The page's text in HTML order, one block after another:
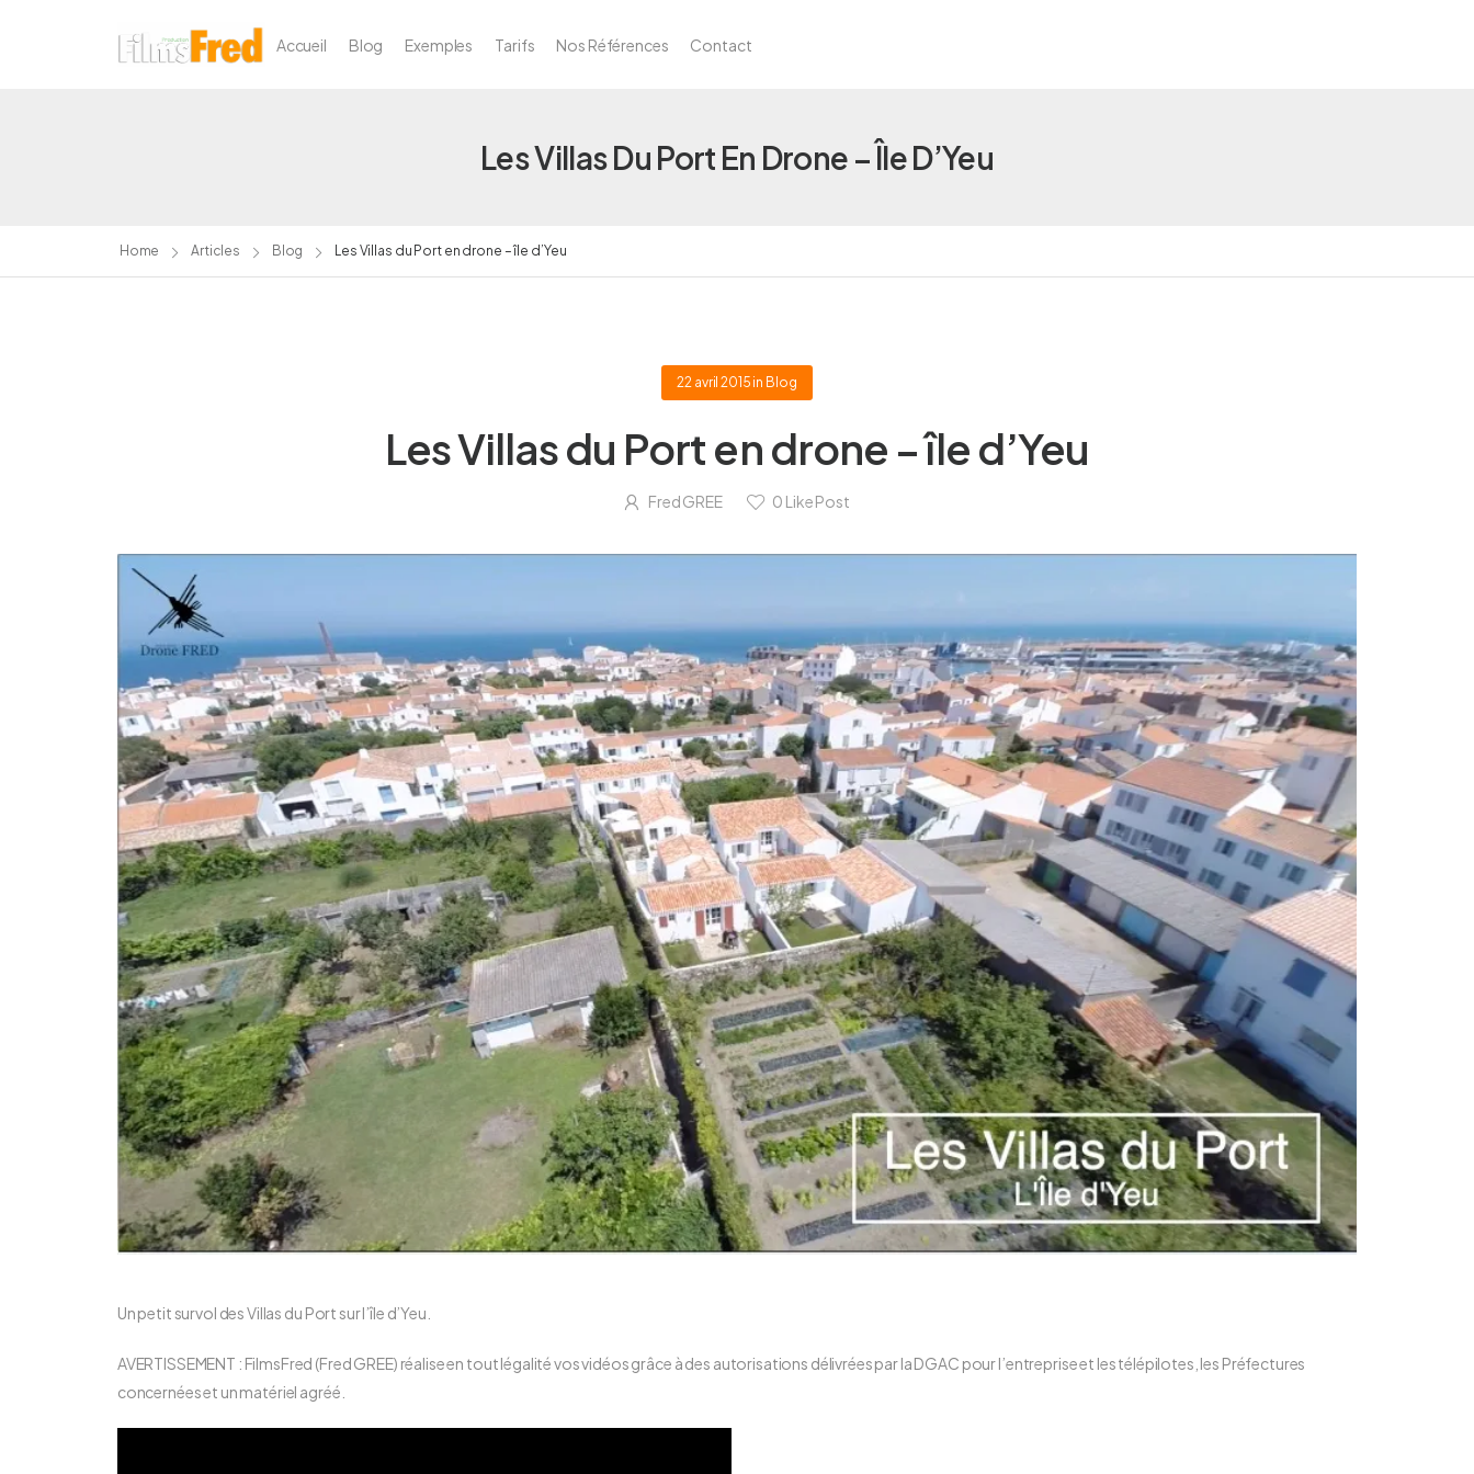
Accueil Blog Exemples Tarifs Nos Références Contact
Les Villas Du Port En Drone – Île D’Yeu
Home Articles Blog Les Villas du Port en drone – île d’Yeu
22 avril 2015 in Blog
Les Villas du Port en drone – île d’Yeu
Fred GREE 0 Like Post
Un petit survol des Villas du Port sur l’île d’Yeu.
AVERTISSEMENT : FilmsFred (Fred GREE) réalise en tout légalité vos vidéos grâce à des autorisations délivrées par la DGAC pour l’entreprise et les télépilotes, les Préfectures
concernées et un matériel agréé.